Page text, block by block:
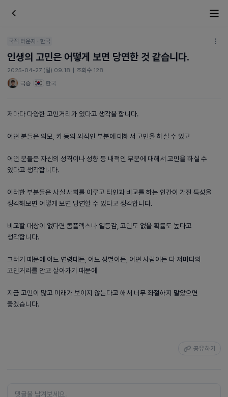
국적 라운지 · 한국
인생의 고민은 어떻게 보면 당연한 것 같습니다.
2025-04-27 (일) 09:18 | 조회수 128
극승
한국
저마다 다양한 고민거리가 있다고 생각을 합니다.
어떤 분들은 외모, 키 등의 외적인 부분에 대해서 고민을 하실 수 있고
어떤 분들은 자신의 성격이나 성향 등 내적인 부분에 대해서 고민을 하실 수
있다고 생각합니다.
이러한 부분들은 사실 사회를 이루고 타인과 비교를 하는 인간이 가진 특성을
생각해보면 어떻게 보면 당연할 수 있다고 생각합니다.
비교할 대상이 없다면 콤플렉스나 열등감, 고민도 없을 확률도 높다고
생각합니다.
그러기 때문에 어느 연령대든, 어느 성별이든, 어떤 사람이든 다 저마다의
고민거리를 안고 살아가기 때문에
지금 고민이 많고 미래가 보이지 않는다고 해서 너무 좌절하지 말았으면
좋겠습니다.
공유하기